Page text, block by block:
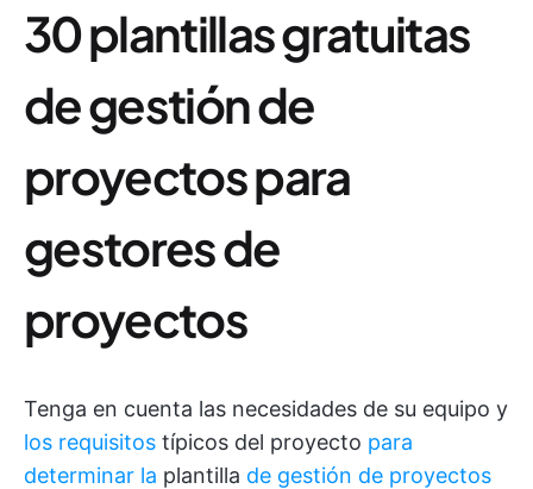
30 plantillas gratuitas
de gestión de
proyectos para
gestores de
proyectos
Tenga en cuenta las necesidades de su equipo y
los requisitos típicos del proyecto para
determinar la plantilla de gestión de proyectos